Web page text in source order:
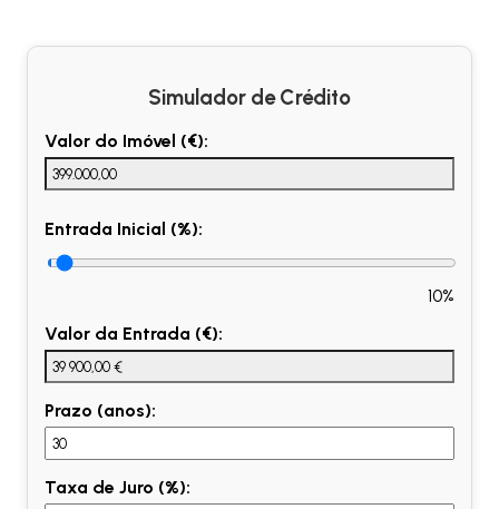
Simulador de Crédito
Valor do Imóvel (€):
Entrada Inicial (%):
10%
Valor da Entrada (€):
Prazo (anos):
Taxa de Juro (%):